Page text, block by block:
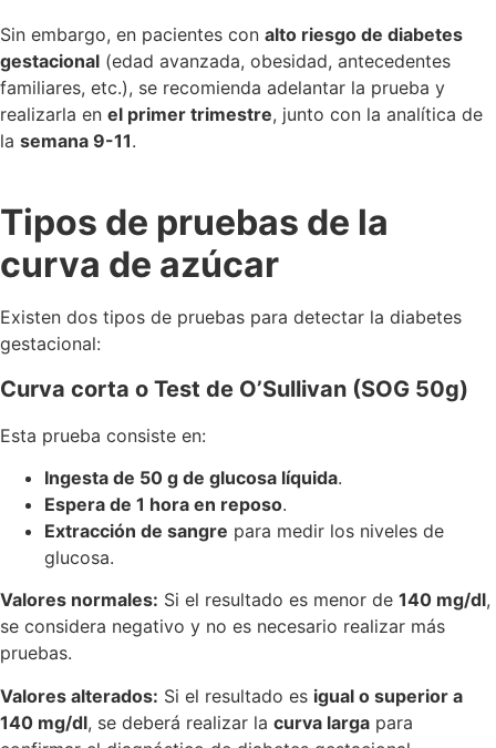
Sin embargo, en pacientes con alto riesgo de diabetes
gestacional (edad avanzada, obesidad, antecedentes
familiares, etc.), se recomienda adelantar la prueba y
realizarla en el primer trimestre, junto con la analítica de
la semana 9-11.
Tipos de pruebas de la
curva de azúcar
Existen dos tipos de pruebas para detectar la diabetes
gestacional:
Curva corta o Test de O’Sullivan (SOG 50g)
Esta prueba consiste en:
Ingesta de 50 g de glucosa líquida.
Espera de 1 hora en reposo.
Extracción de sangre para medir los niveles de
glucosa.
Valores normales: Si el resultado es menor de 140 mg/dl,
se considera negativo y no es necesario realizar más
pruebas.
Valores alterados: Si el resultado es igual o superior a
140 mg/dl, se deberá realizar la curva larga para